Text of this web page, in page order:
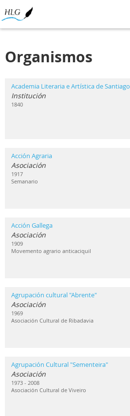
Organismos
Academia Literaria e Artística de Santiago
Institución
1840
Acción Agraria
Asociación
1917
Semanario
Acción Gallega
Asociación
1909
Movemento agrario anticaciquil
Agrupación cultural "Abrente"
Asociación
1969
Asociación Cultural de Ribadavia
Agrupación Cultural "Sementeira"
Asociación
1973 - 2008
Asociación Cultural de Viveiro